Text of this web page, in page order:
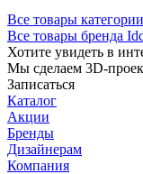
Все товары категории
Все товары бренда
Хотите увидеть в
Мы сделаем 3D-
Записаться
Каталог
Акции
Бренды
Дизайнерам
Компания